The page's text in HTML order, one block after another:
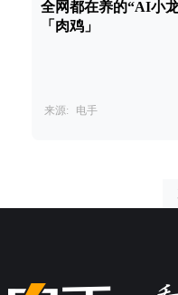
全网都在养的“AI小
「肉鸡」
来源: 电手